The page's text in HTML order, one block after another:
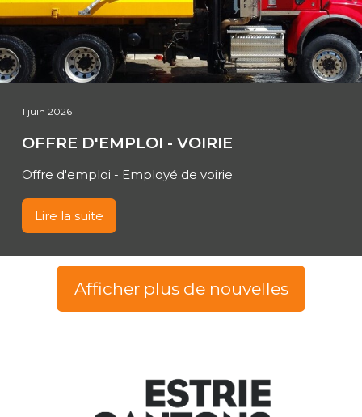
1 juin 2026
OFFRE D'EMPLOI - VOIRIE
Offre d'emploi - Employé de voirie
Lire la suite
Afficher plus de nouvelles